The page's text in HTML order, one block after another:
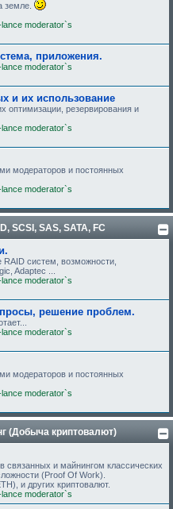
земле.
lance moderator`s
приложения.
lance moderator`s
и их использование
оптимизации, резервирования и
lance moderator`s
модераторов и постоянных
lance moderator`s
SCSI, SAS, SATA, FC
систем, возможности,
Adaptec ...
lance moderator`s
решение проблем.
lance moderator`s
модераторов и постоянных
lance moderator`s
(Добыча криптовалют)
связанных и майнингом классических
(Proof Of Work).
и других криптовалют.
lance moderator`s